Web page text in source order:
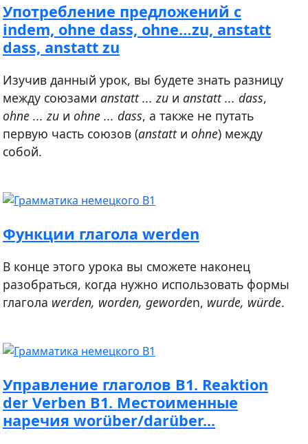
Употребление предложений с
indem, ohne dass, ohne…zu, anstatt
dass, anstatt zu
Изучив данный урок, вы будете знать разницу
между союзами anstatt ... zu и anstatt ... dass,
ohne ... zu и ohne ... dass, а также не путать
первую часть союзов (anstattи ohne) между
собой.
Функции глагола werden
В конце этого урока вы сможете наконец
разобраться, когда нужно использовать формы
глагола werden, worden, geworden, wurde, würde.
Управление глаголов В1. Reaktion
der Verben B1. Местоименные
наречия worüber/darüber...